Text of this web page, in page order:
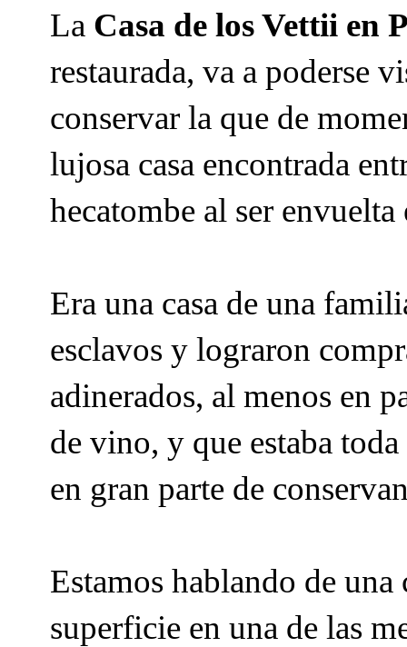
La Casa de los Vettii en
restaurada, va a poderse
conservar la que de
lujosa casa encontrada
hecatombe al ser
Era una casa de una
esclavos y lograron
adinerados, al menos en
de vino, y que estaba
en gran parte de
Estamos hablando de
superficie en una de las